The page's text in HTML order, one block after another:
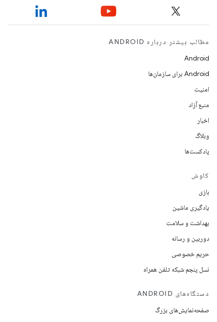
مطالب بیشتر درباره ANDROID
Android
Android برای سازمان‌ها
امنیت
منبع آزاد
اخبار
وبلاگ
پادکست‌ها
کاوش
بازی
یادگیری ماشین
بهداشت و سلامت
دوربین و رسانه
حریم خصوصی
نسل پنجم شبکه تلفن همراه
دستگاه‌های ANDROID
صفحه‌نمایش‌های بزرگ